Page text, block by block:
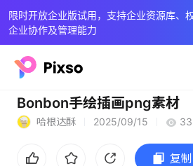
限时开放企业版试用，支持企业资源库、
企业协作及管理能力
Bonbon手绘插画png素材
哈根达酥 2025/09/15
复制